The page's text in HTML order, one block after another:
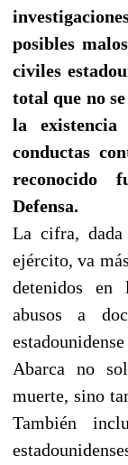
posibles
civiles
total que no
la
conductas
reconocido
Defensa.
La cifra,
ejército, va
detenidos en
abusos a
Abarca no
muerte, sino
También